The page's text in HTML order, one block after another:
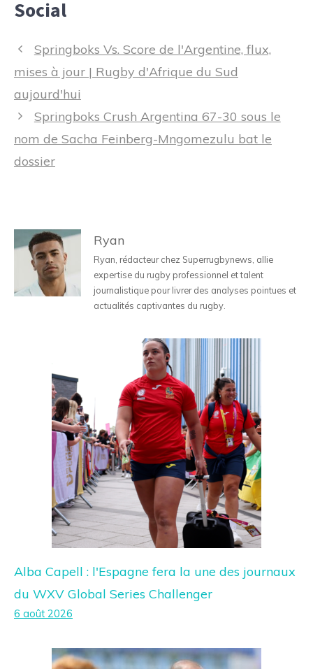
Social
Navigation
des
Springboks Vs. Score de l'Argentine, flux,
mises à jour | Rugby d'Afrique du Sud
aujourd'hui
Springboks Crush Argentina 67-30 sous le
nom de Sacha Feinberg-Mngomezulu bat le
dossier
Ryan
Ryan, rédacteur chez Superrugbynews, allie
expertise du rugby professionnel et talent
journalistique pour livrer des analyses pointues et
actualités captivantes du rugby.
Alba Capell : l'Espagne fera la une des journaux
du WXV Global Series Challenger
6 août 2026